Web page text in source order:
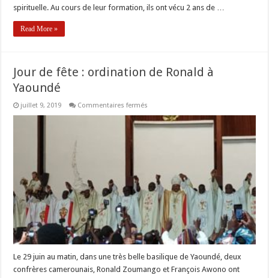
spirituelle. Au cours de leur formation, ils ont vécu 2 ans de …
Read More »
Jour de fête : ordination de Ronald à
Yaoundé
juillet 9, 2019 Commentaires fermés
de
fête
Yaoundé
Le 29 juin au matin, dans une très belle basilique de Yaoundé, deux
confrères camerounais, Ronald Zoumango et François Awono ont